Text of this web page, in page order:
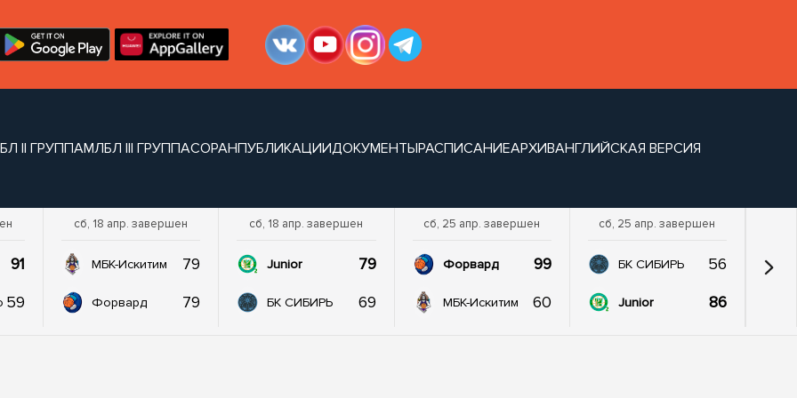
II ГРУППАМЛБЛ III ГРУППАСОРАНПУБЛИКАЦИИДОКУМЕНТЫРАСПИСАНИЕАРХИВАНГЛИЙСКАЯ ВЕРСИЯ
91
59
сб, 18 апр. завершен
МБК-Искитим 79
Форвард 79
сб, 18 апр. завершен
Junior 79
БК СИБИРЬ 69
сб, 25 апр. завершен
Форвард 99
МБК-Искитим 60
сб, 25 апр. завершен
БК СИБИРЬ 56
Junior 86